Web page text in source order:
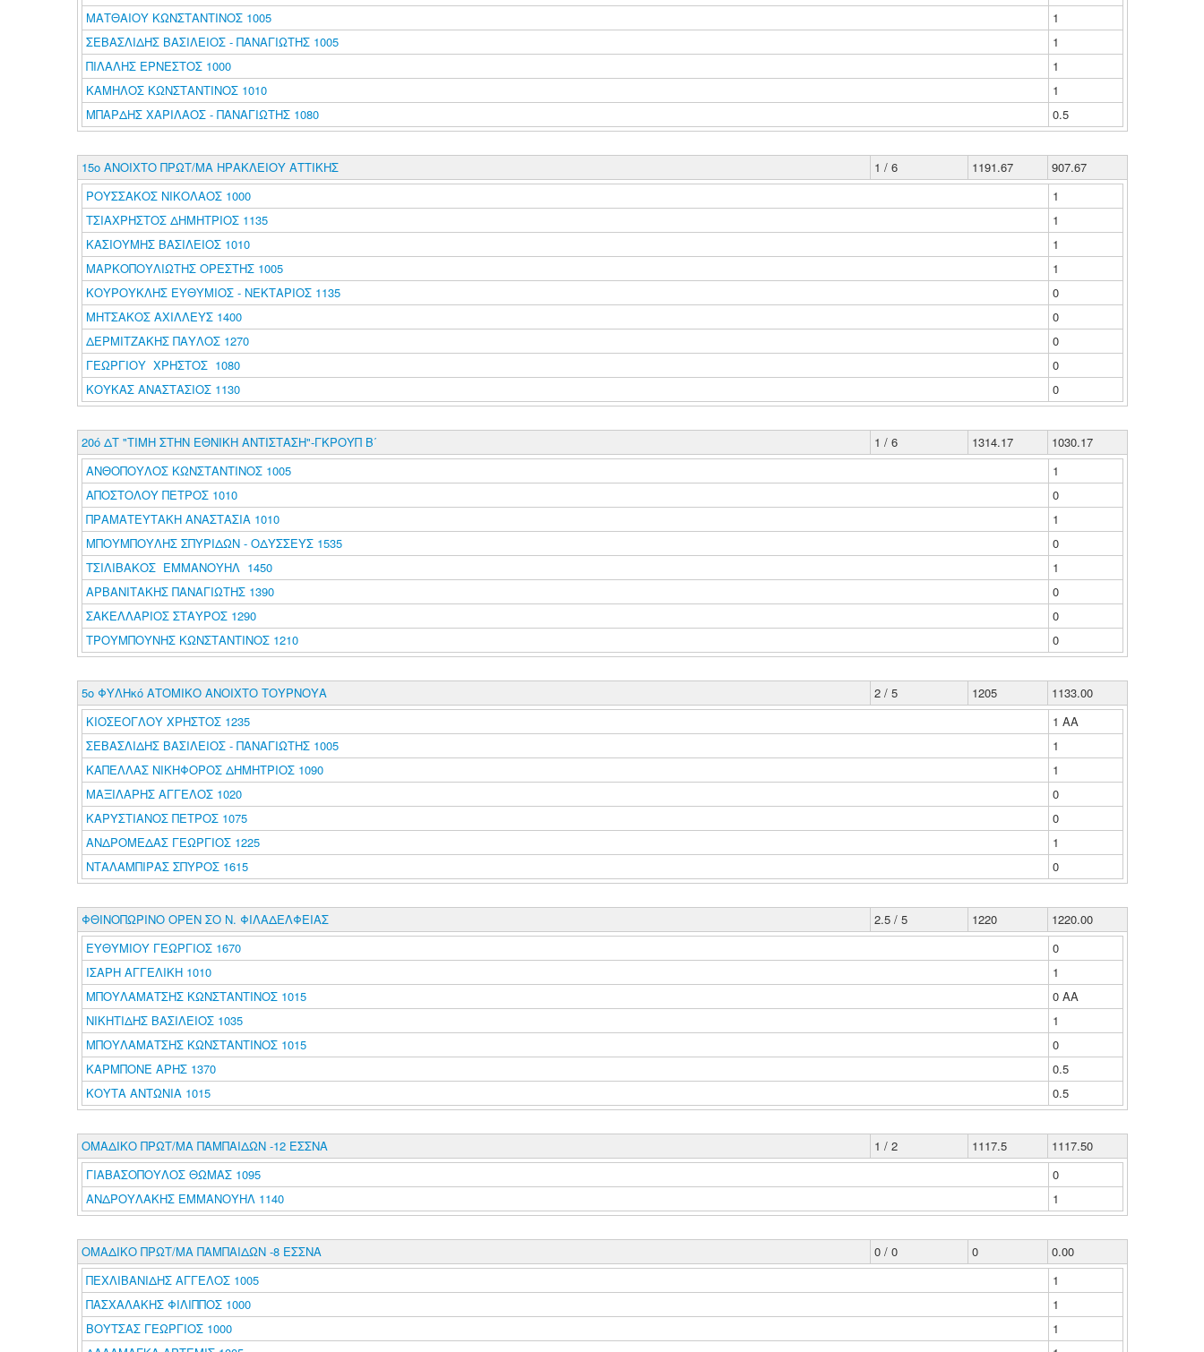
ΜΑΤΘΑΙΟΥ ΚΩΝΣΤΑΝΤΙΝΟΣ 1005
1
ΣΕΒΑΣΛΙΔΗΣ ΒΑΣΙΛΕΙΟΣ - ΠΑΝΑΓΙΩΤΗΣ 1005
1
ΠΙΛΑΛΗΣ ΕΡΝΕΣΤΟΣ 1000
1
ΚΑΜΗΛΟΣ ΚΩΝΣΤΑΝΤΙΝΟΣ 1010
1
ΜΠΑΡΔΗΣ ΧΑΡΙΛΑΟΣ - ΠΑΝΑΓΙΩΤΗΣ 1080
0.5
15ο ΑΝΟΙΧΤΟ ΠΡΩΤ/ΜΑ ΗΡΑΚΛΕΙΟΥ ΑΤΤΙΚΗΣ 1 / 6 1191.67
907.67
ΡΟΥΣΣΑΚΟΣ ΝΙΚΟΛΑΟΣ 1000
1
ΤΣΙΑΧΡΗΣΤΟΣ ΔΗΜΗΤΡΙΟΣ 1135
1
ΚΑΣΙΟΥΜΗΣ ΒΑΣΙΛΕΙΟΣ 1010
1
ΜΑΡΚΟΠΟΥΛΙΩΤΗΣ ΟΡΕΣΤΗΣ 1005
1
ΚΟΥΡΟΥΚΛΗΣ ΕΥΘΥΜΙΟΣ - ΝΕΚΤΑΡΙΟΣ 1135
0
ΜΗΤΣΑΚΟΣ ΑΧΙΛΛΕΥΣ 1400
0
ΔΕΡΜΙΤΖΑΚΗΣ ΠΑΥΛΟΣ 1270
0
ΓΕΩΡΓΙΟΥ ΧΡΗΣΤΟΣ 1080
0
ΚΟΥΚΑΣ ΑΝΑΣΤΑΣΙΟΣ 1130
0
20ό ΔΤ "ΤΙΜΗ ΣΤΗΝ ΕΘΝΙΚΗ ΑΝΤΙΣΤΑΣΗ"-ΓΚΡΟΥΠ B΄ 1 / 6 1314.17
1030.17
ΑΝΘΟΠΟΥΛΟΣ ΚΩΝΣΤΑΝΤΙΝΟΣ 1005
1
ΑΠΟΣΤΟΛΟΥ ΠΕΤΡΟΣ 1010
0
ΠΡΑΜΑΤΕΥΤΑΚΗ ΑΝΑΣΤΑΣΙΑ 1010
1
ΜΠΟΥΜΠΟΥΛΗΣ ΣΠΥΡΙΔΩΝ - ΟΔΥΣΣΕΥΣ 1535
0
ΤΣΙΛΙΒΑΚΟΣ ΕΜΜΑΝΟΥΗΛ 1450
1
ΑΡΒΑΝΙΤΑΚΗΣ ΠΑΝΑΓΙΩΤΗΣ 1390
0
ΣΑΚΕΛΛΑΡΙΟΣ ΣΤΑΥΡΟΣ 1290
0
ΤΡΟΥΜΠΟΥΝΗΣ ΚΩΝΣΤΑΝΤΙΝΟΣ 1210
0
5ο ΦΥΛΗκό ΑΤΟΜΙΚΟ ΑΝΟΙΧΤΟ ΤΟΥΡΝΟΥΑ 2 / 5 1205
1133.00
ΚΙΟΣΕΟΓΛΟΥ ΧΡΗΣΤΟΣ 1235
1 ΑΑ
ΣΕΒΑΣΛΙΔΗΣ ΒΑΣΙΛΕΙΟΣ - ΠΑΝΑΓΙΩΤΗΣ 1005
1
ΚΑΠΕΛΛΑΣ ΝΙΚΗΦΟΡΟΣ ΔΗΜΗΤΡΙΟΣ 1090
1
ΜΑΞΙΛΑΡΗΣ ΑΓΓΕΛΟΣ 1020
0
ΚΑΡΥΣΤΙΑΝΟΣ ΠΕΤΡΟΣ 1075
0
ΑΝΔΡΟΜΕΔΑΣ ΓΕΩΡΓΙΟΣ 1225
1
ΝΤΑΛΑΜΠΙΡΑΣ ΣΠΥΡΟΣ 1615
0
ΦΘΙΝΟΠΩΡΙΝΟ ΟΡΕΝ ΣΟ Ν. ΦΙΛΑΔΕΛΦΕΙΑΣ 2.5 / 5 1220
1220.00
ΕΥΘΥΜΙΟΥ ΓΕΩΡΓΙΟΣ 1670
0
ΙΣΑΡΗ ΑΓΓΕΛΙΚΗ 1010
1
ΜΠΟΥΛΑΜΑΤΣΗΣ ΚΩΝΣΤΑΝΤΙΝΟΣ 1015
0 ΑΑ
ΝΙΚΗΤΙΔΗΣ ΒΑΣΙΛΕΙΟΣ 1035
1
ΜΠΟΥΛΑΜΑΤΣΗΣ ΚΩΝΣΤΑΝΤΙΝΟΣ 1015
0
ΚΑΡΜΠΟΝΕ ΑΡΗΣ 1370
0.5
ΚΟΥΤΑ ΑΝΤΩΝΙΑ 1015
0.5
ΟΜΑΔΙΚΟ ΠΡΩΤ/ΜΑ ΠΑΜΠΑΙΔΩΝ -12 ΕΣΣΝΑ 1 / 2 1117.5
1117.50
ΓΙΑΒΑΣΟΠΟΥΛΟΣ ΘΩΜΑΣ 1095
0
ΑΝΔΡΟΥΛΑΚΗΣ ΕΜΜΑΝΟΥΗΛ 1140
1
ΟΜΑΔΙΚΟ ΠΡΩΤ/ΜΑ ΠΑΜΠΑΙΔΩΝ -8 ΕΣΣΝΑ 0 / 0 0
0.00
ΠΕΧΛΙΒΑΝΙΔΗΣ ΑΓΓΕΛΟΣ 1005
1
ΠΑΣΧΑΛΑΚΗΣ ΦΙΛΙΠΠΟΣ 1000
1
ΒΟΥΤΣΑΣ ΓΕΩΡΓΙΟΣ 1000
1